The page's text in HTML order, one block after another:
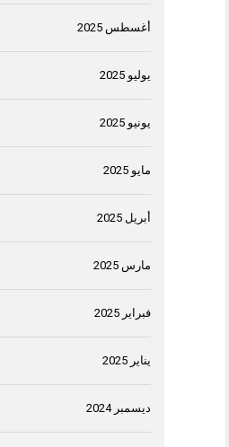
أغسطس 2025
يوليو 2025
يونيو 2025
مايو 2025
أبريل 2025
مارس 2025
فبراير 2025
يناير 2025
ديسمبر 2024